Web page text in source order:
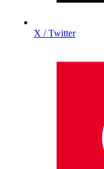
X / Twitter